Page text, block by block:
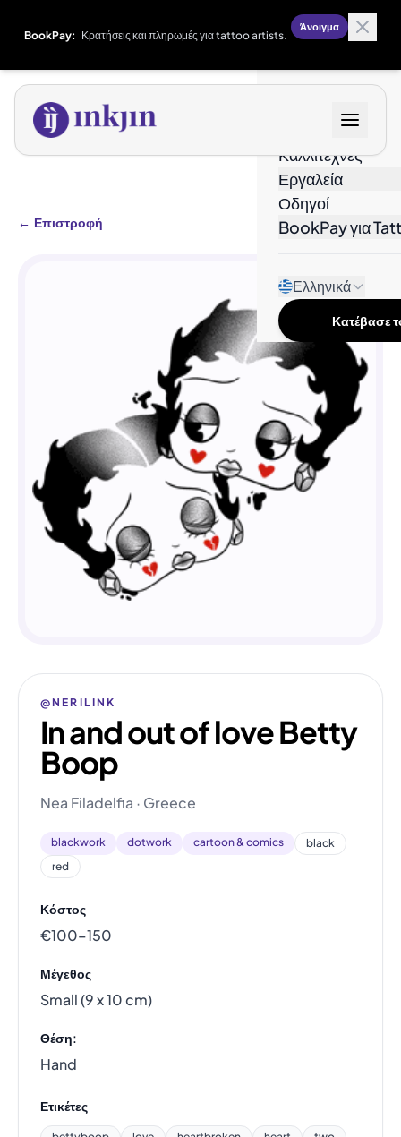
BookPay: Κρατήσεις και πληρωμές για tattoo artists.
Άνοιγμα
Καλλιτέχνες
Εργαλεία
Οδηγοί
BookPay για
Ελληνικά
Κατέβασε
← Επιστροφή
@NERILINK
In and out of love Betty
Boop
Nea Filadelfia · Greece
blackwork dotwork cartoon & comics
black
red
Κόστος
€100–150
Μέγεθος
Small (9 x 10 cm)
Θέση:
Hand
Ετικέτες